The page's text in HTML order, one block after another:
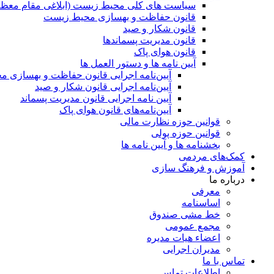
ﺳﯿﺎﺳﺖ ﻫﺎی ﮐﻠﯽ ﻣﺤﯿﻂ زﯾﺴﺖ (ابلاغی مقام
قانون حفاظت و بهسازی محیط زیست
قانون شکار و صید
قانون مدیریت پسماندها
قانون هوای پاک
آیین نامه ها و دستور العمل ها
آیین‌نامه اجرایی قانون حفاظت و
آیین‌نامه اجرایی قانون شکار و صید
آیین نامه اجرایی قانون مدیریت پسماند
آیین‌نامه‌های قانون هوای پاک
قوانین حوزه نظارت مالی
قوانین حوزه پولی
بخشنامه ها و آیین نامه ها
کمک‌های مردمی
آموزش و فرهنگ سازی
درباره ما
معرفی
اساسنامه
خط مشی صندوق
مجمع عمومی
اعضاء هیات مدیره
مدیران اجرایی
تماس با ما